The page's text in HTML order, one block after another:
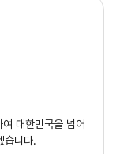
대한민국을 넘어
습니다.